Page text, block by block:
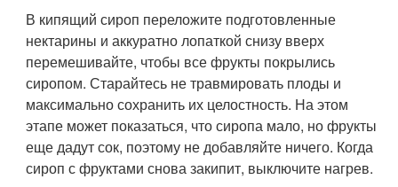
В кипящий сироп переложите подготовленные
нектарины и аккуратно лопаткой снизу вверх
перемешивайте, чтобы все фрукты покрылись
сиропом. Старайтесь не травмировать плоды и
максимально сохранить их целостность. На этом
этапе может показаться, что сиропа мало, но фрукты
еще дадут сок, поэтому не добавляйте ничего. Когда
сироп с фруктами снова закипит, выключите нагрев.